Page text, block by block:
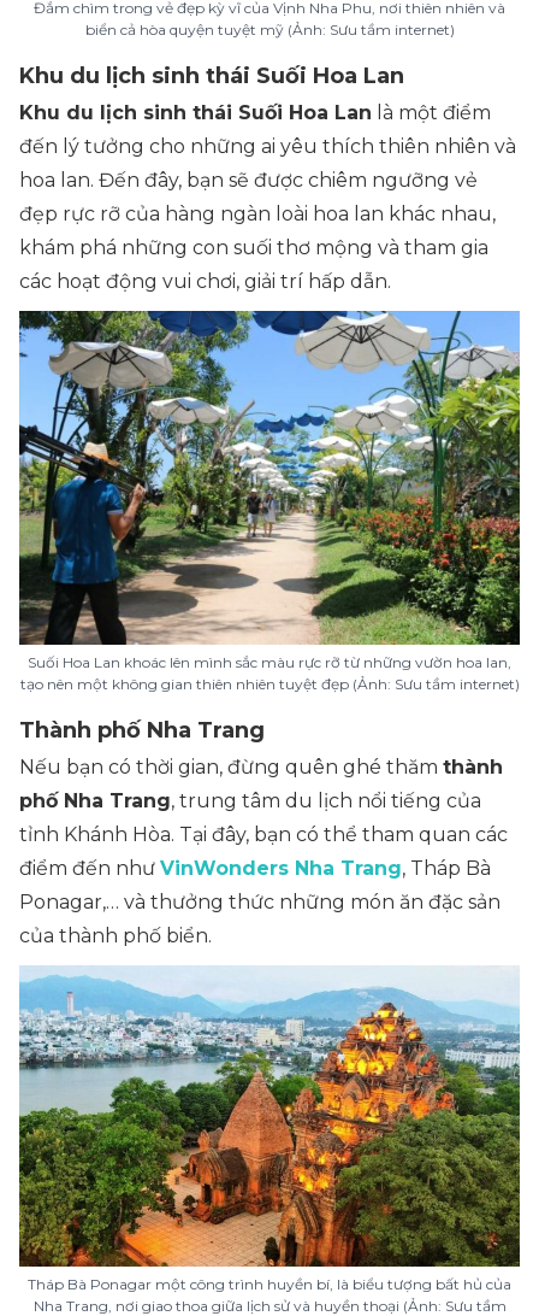
Đắm chìm trong vẻ đẹp kỳ vĩ của Vịnh Nha Phu, nơi thiên nhiên và
biển cả hòa quyện tuyệt mỹ (Ảnh: Sưu tầm internet)
Khu du lịch sinh thái Suối Hoa Lan
Khu du lịch sinh thái Suối Hoa Lan là một điểm
đến lý tưởng cho những ai yêu thích thiên nhiên và
hoa lan. Đến đây, bạn sẽ được chiêm ngưỡng vẻ
đẹp rực rỡ của hàng ngàn loài hoa lan khác nhau,
khám phá những con suối thơ mộng và tham gia
các hoạt động vui chơi, giải trí hấp dẫn.
Suối Hoa Lan khoác lên mình sắc màu rực rỡ từ những vườn hoa lan,
tạo nên một không gian thiên nhiên tuyệt đẹp (Ảnh: Sưu tầm internet)
Thành phố Nha Trang
Nếu bạn có thời gian, đừng quên ghé thăm thành
phố Nha Trang, trung tâm du lịch nổi tiếng của
tỉnh Khánh Hòa. Tại đây, bạn có thể tham quan các
điểm đến như VinWonders Nha Trang, Tháp Bà
Ponagar,… và thưởng thức những món ăn đặc sản
của thành phố biển.
Tháp Bà Ponagar một công trình huyền bí, là biểu tượng bất hủ của
Nha Trang, nơi giao thoa giữa lịch sử và huyền thoại (Ảnh: Sưu tầm